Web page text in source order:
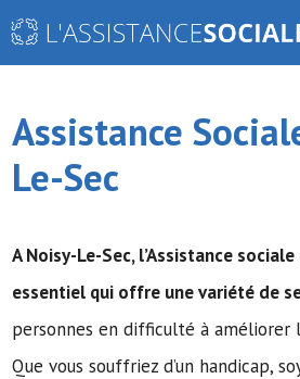
Aller
Assistance
Le-Sec
A Noisy-Le-Sec,l’Assistance sociale
essentiel qui offre une variété de
personnes en difficulté à améliorer
Que vous souffriez d’un handicap,